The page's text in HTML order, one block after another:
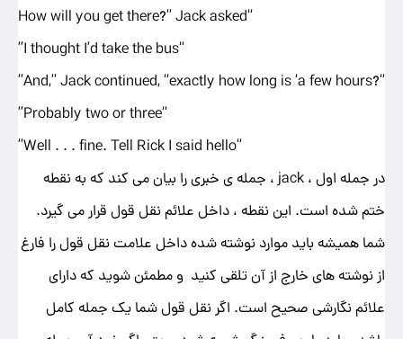
“How will you get there?” Jack asked
“I thought I’d take the bus”
“?And,” Jack continued, “exactly how long is ‘a few hours”
“Probably two or three”
“Well . . . fine. Tell Rick I said hello”
در جمله اول ، jack ، جمله ی خبری را بیان می کند که به نقطه
ختم شده است. این نقطه ، داخل علائم نقل قول قرار می گیرد.
شما همیشه باید موارد نوشته شده داخل علامت نقل قول را فارغ
از نوشته های خارج از آن تلقی کنید و مطمئن شوید که دارای
علائم نگارشی صحیح است. اگر نقل قول شما یک جمله کامل